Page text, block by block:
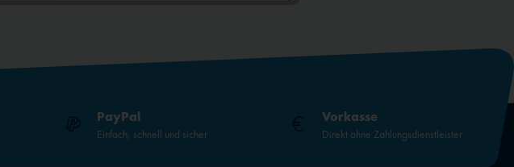
PayPal
Einfach, schnell und sicher
Vorkasse
Direkt ohne Zahlungsdienstleister